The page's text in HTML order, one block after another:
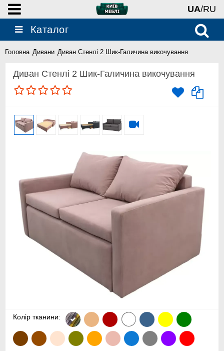
UA/RU
Каталог
Головна Дивани Диван Стенлі 2 Шик-Галичина викочування
Диван Стенлі 2 Шик-Галичина викочування
Колір тканини: